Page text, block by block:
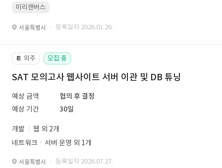
미리캔버스
서울특별시 · 등록일자 2026.01.26.
📔 외주 모집 중
SAT 모의고사 웹사이트 서버 이관 및 DB 튜닝
예상 금액
협의 후 결정
예상 기간
30일
개발
웹 외 2개
네트워크ㆍ서버 운영 외 1개
서울특별시 · 등록일자 2026.07.27.